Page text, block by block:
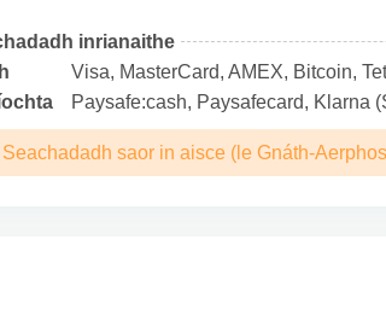
inrianaithe
Visa, MasterCard, AMEX, Bitcoin,
Paysafe:cash, Paysafecard, Klarna
Seachadadh saor in aisce (le Gnáth-